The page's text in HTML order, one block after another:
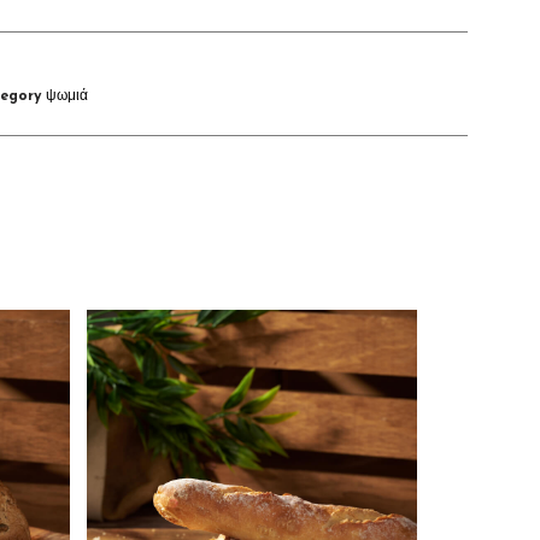
ψωμιά